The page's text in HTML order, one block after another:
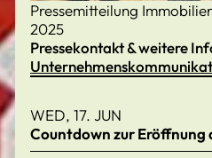
Pressemitteilung
2025
Pressekontakt & weitere
WED, 17. JUN
Countdown zur Eröffnung